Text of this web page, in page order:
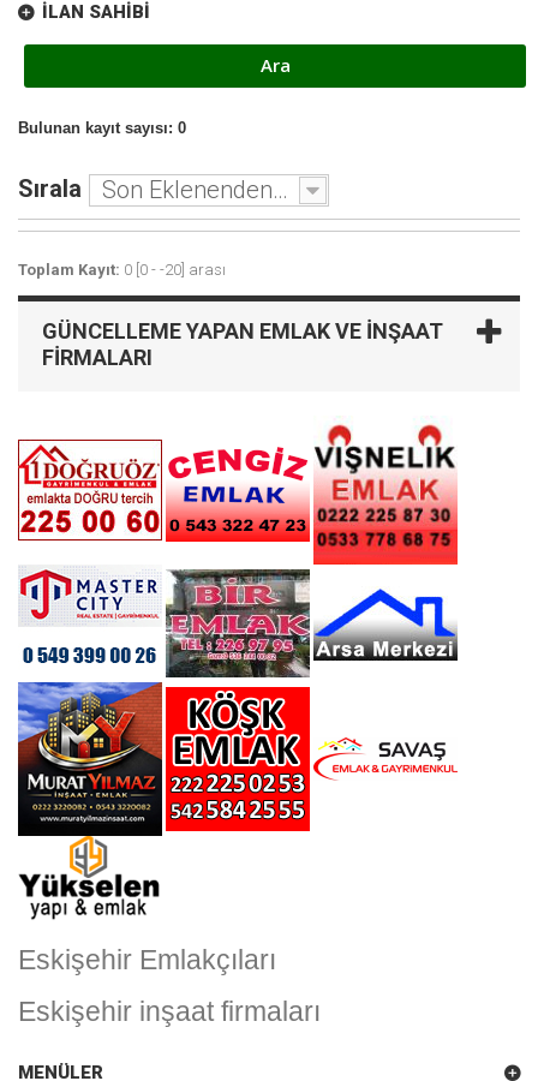
İLAN SAHIBI
Bulunan kayıt sayısı: 0
Sırala Son Eklenenden - Eskiye
Toplam Kayıt: 0 [0 - -20] arası
GÜNCELLEME YAPAN EMLAK VE İNŞAAT
FIRMALARI
Eskişehir Emlakçıları
Eskişehir inşaat firmaları
MENÜLER